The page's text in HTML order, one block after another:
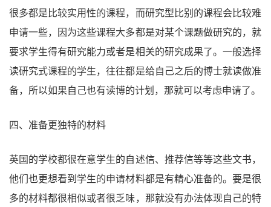
很多都是比较实用性的课程，而研究型比别的课程会比较难
申请一些，因为这些课程大多都是对某个课题做研究的，就
要求学生得有研究能力或者是相关的研究成果了。一般选择
读研究式课程的学生，往往都是给自己之后的博士就读做准
备，所以如果自己也有读博的计划，那就可以考虑申请了。
四、准备更独特的材料
英国的学校都很在意学生的自述信、推荐信等等这些文书，
他们也更想看到学生的申请材料都是有精心准备的。要是很
多的材料都很相似或者很乏味，那就没有办法体现自己的特